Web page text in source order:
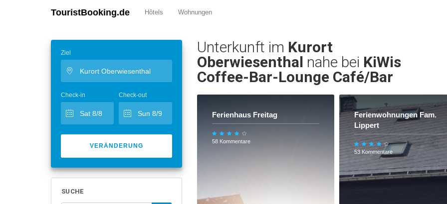
TouristBooking.de Hôtels Wohnungen
Ziel
Check-in Check-out
VERÄNDERUNG
SUCHE
Unterkunft im Kurort
Oberwiesenthal nahe bei KiWis
Coffee-Bar-Lounge Café/Bar
Ferienhaus Freitag
58 Kommentare
Ferienwohnungen Fam.
Lippert
53 Kommentare